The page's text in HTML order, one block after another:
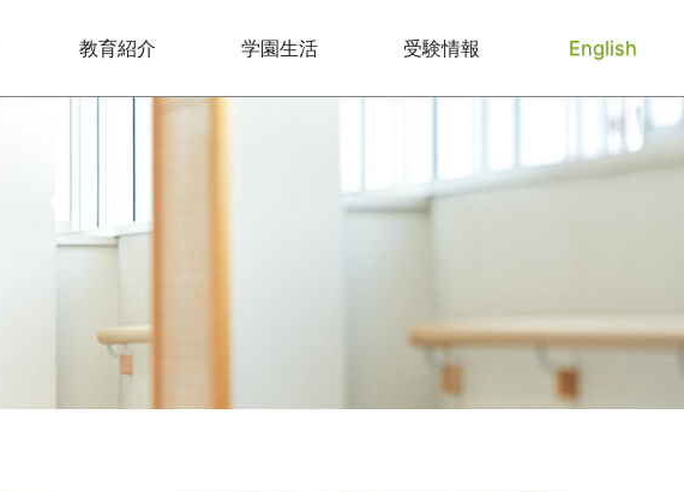
教育紹介 学園生活 受験情報 English